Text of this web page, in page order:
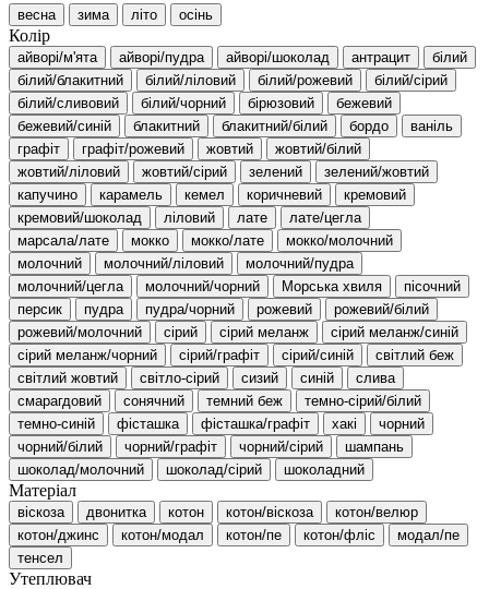
весна зима літо осінь
Колір
айворі/м'ята айворі/пудра айворі/шоколад антрацит
білий
білий/блакитний
білий/ліловий білий/рожевий
білий/сірий
білий/сливовий
білий/чорний бірюзовий
бежевий
бежевий/синій
блакитний блакитний/білий бордо
ваніль
графіт
графіт/рожевий жовтий
жовтий/білий
жовтий/ліловий
жовтий/сірий зелений
зелений/жовтий
капучино
карамель кемел коричневий
кремовий
кремовий/шоколад
ліловий лате
лате/цегла
марсала/лате
мокко мокко/лате
мокко/молочний
молочний
молочний/ліловий
молочний/пудра
молочний/цегла
молочний/чорний Морська хвиля
пісочний
персик
пудра пудра/чорний рожевий
рожевий/білий
рожевий/молочний
сірий сірий меланж
сірий меланж/синій
сірий меланж/чорний
сірий/графіт сірий/синій
світлий беж
світлий жовтий
світло-сірий сизий синій
слива
смарагдовий
сонячний темний беж
темно-сірий/білий
темно-синій
фісташка фісташка/графіт хакі
чорний
чорний/білий
чорний/графіт чорний/сірий
шампань
шоколад/молочний
шоколад/сірий шоколадний
Матеріал
віскоза двонитка котон котон/віскоза
котон/велюр
котон/джинс
котон/модал котон/пе котон/фліс
модал/пе
тенсел
Утеплювач